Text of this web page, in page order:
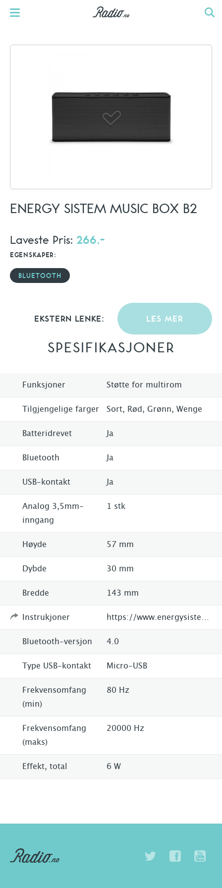
ENERGY SISTEM MUSIC BOX B2
Laveste Pris: 266,-
EGENSKAPER:
BLUETOOTH
EKSTERN LENKE: LES MER
SPESIFIKASJONER
Funksjoner Støtte for multirom
Tilgjengelige farger Sort, Rød, Grønn, Wenge
Batteridrevet Ja
Bluetooth Ja
USB-kontakt Ja
Analog 3,5mm-
inngang
1 stk
Høyde 57 mm
Dybde 30 mm
Bredde 143 mm
Instrukjoner
Bluetooth-versjon 4.0
Type USB-kontakt Micro-USB
Frekvensomfang
(min)
80 Hz
Frekvensomfang
(maks)
20000 Hz
Effekt, total 6 W